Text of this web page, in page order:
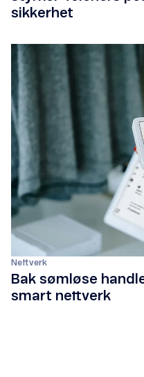
sikkerhet
Nettverk
Bak sømløse
smart nettverk